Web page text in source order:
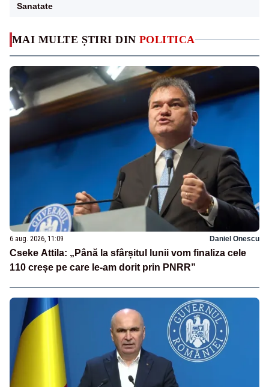
MAI MULTE ȘTIRI DIN POLITICA
6 aug. 2026, 11:09 Daniel Onescu
Cseke Attila: „Până la sfârșitul lunii vom finaliza cele
110 creșe pe care le-am dorit prin PNRR”
Sanatate